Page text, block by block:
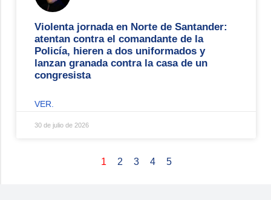
Violenta jornada en Norte de Santander:
atentan contra el comandante de la
Policía, hieren a dos uniformados y
lanzan granada contra la casa de un
congresista
VER.
30 de julio de 2026
1 2 3 4 5